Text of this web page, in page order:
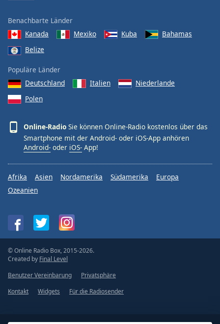
Benachbarte Länder
Kanada
Mexiko Kuba
Bahamas
Belize
Populäre Länder
Deutschland
Italien
Niederlande
Polen
Online-Radio Sie können Online-Radio kostenlos über das
Smartphone mit der Android- oder iOS-App anhören
Android- oder iOS- App!
Afrika Asien Nordamerika Südamerika
Europa
Ozeanien
© Online Radio Box, 2015-2026.
Created by Final Level
Benutzer Vereinbarung
Privatsphäre
Kontakt
Widgets Für die Radiosender